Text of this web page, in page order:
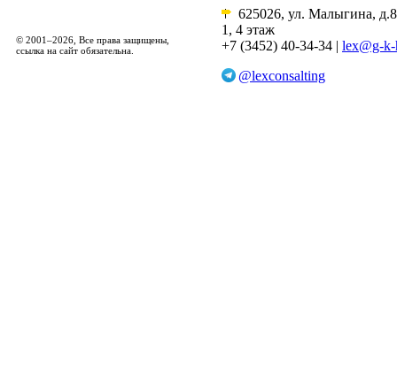
© 2001–2026, Все права защищены,
ссылка на сайт обязательна.
625026, ул. Малыгина,
1, 4 этаж
+7 (3452) 40-34-34 | lex@g-
@lexconsalting